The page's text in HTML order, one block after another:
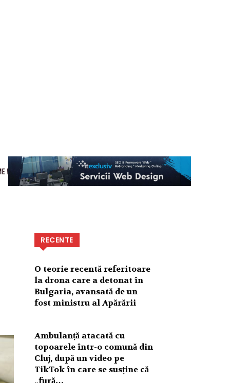
RECENTE
O teorie recentă referitoare
la drona care a detonat în
Bulgaria, avansată de un
fost ministru al Apărării
Ambulanță atacată cu
topoarele într-o comună din
Cluj, după un video pe
TikTok în care se susține că
„fură…